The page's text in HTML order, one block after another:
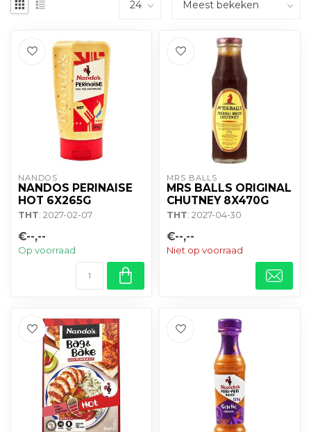
NANDOS
NANDOS PERINAISE
HOT 6X265G
THT: 2027-02-07
€--,--
Op voorraad
MRS BALLS
MRS BALLS ORIGINAL
CHUTNEY 8X470G
THT: 2027-04-30
€--,--
Niet op voorraad